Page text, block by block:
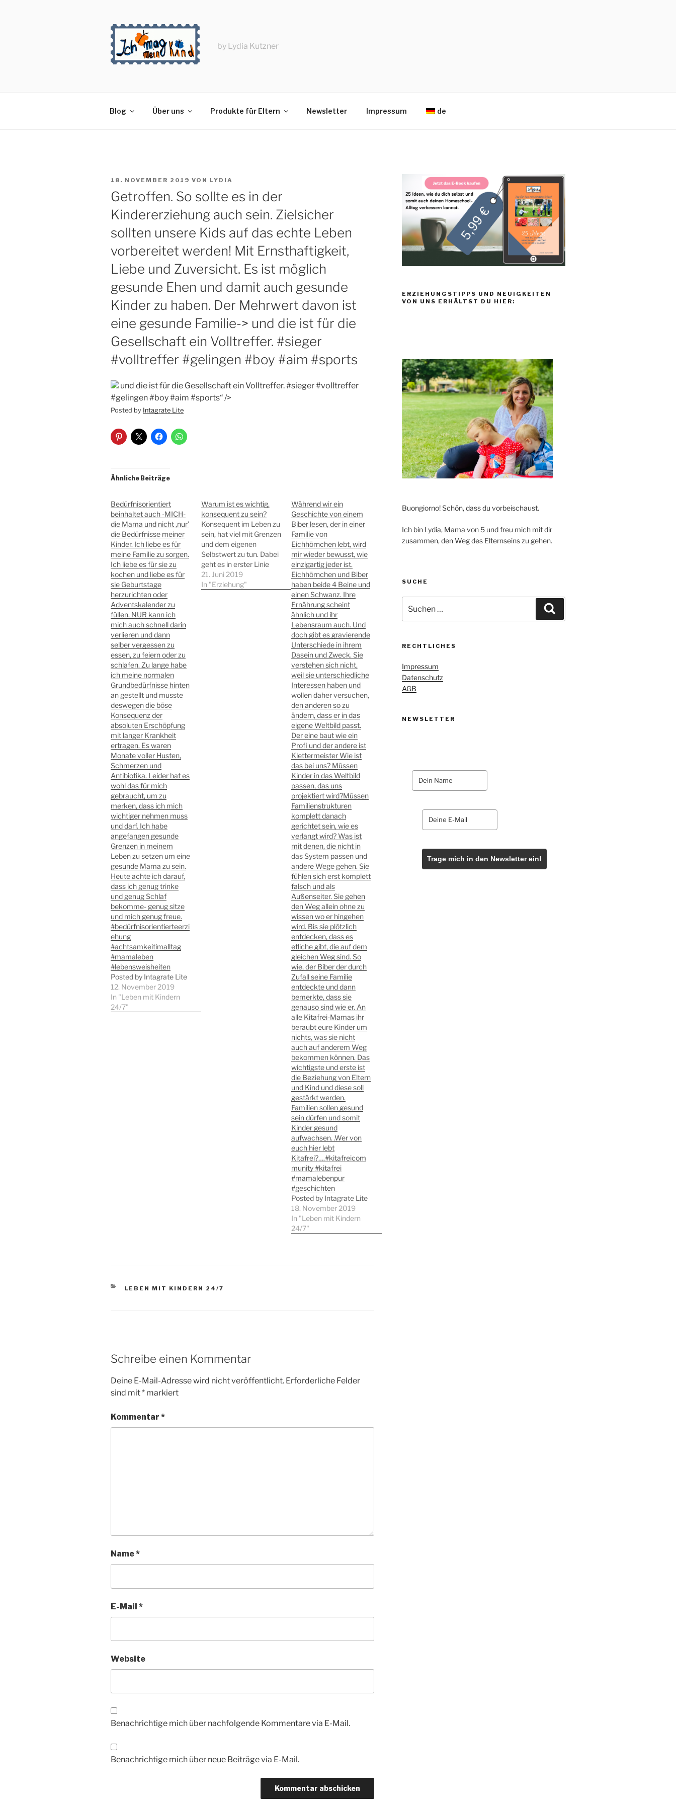
by Lydia Kutzner
Blog Über uns Produkte für Eltern Newsletter Impressum de
VERÖFFENTLICHT
AM
18. NOVEMBER 2019 VON LYDIA
Getroffen. So sollte es in der
Kindererziehung auch sein. Zielsicher
sollten unsere Kids auf das echte Leben
vorbereitet werden! Mit Ernsthaftigkeit,
Liebe und Zuversicht. Es ist möglich
gesunde Ehen und damit auch gesunde
Kinder zu haben. Der Mehrwert davon ist
eine gesunde Familie-> und die ist für die
Gesellschaft ein Volltreffer. #sieger
#volltreffer #gelingen #boy #aim #sports
und die ist für die Gesellschaft ein Volltreffer. #sieger #volltreffer
#gelingen #boy #aim #sports“ />
Posted by Intagrate Lite
Ähnliche Beiträge
Bedürfnisorientiert
beinhaltet auch -MICH-
die Mama und nicht ‚nur’
die Bedürfnisse meiner
Kinder. Ich liebe es für
meine Familie zu sorgen.
Ich liebe es für sie zu
kochen und liebe es für
sie Geburtstage
herzurichten oder
Adventskalender zu
füllen. NUR kann ich
mich auch schnell darin
verlieren und dann
selber vergessen zu
essen, zu feiern oder zu
schlafen. Zu lange habe
ich meine normalen
Grundbedürfnisse hinten
an gestellt und musste
deswegen die böse
Konsequenz der
absoluten Erschöpfung
mit langer Krankheit
ertragen. Es waren
Monate voller Husten,
Schmerzen und
Antibiotika. Leider hat es
wohl das für mich
gebraucht, um zu
merken, dass ich mich
wichtiger nehmen muss
und darf. Ich habe
angefangen gesunde
Grenzen in meinem
Leben zu setzen um eine
gesunde Mama zu sein.
Heute achte ich darauf,
dass ich genug trinke
und genug Schlaf
bekomme- genug sitze
und mich genug freue.
#bedürfnisorientierteerzi
ehung
#achtsamkeitimalltag
#mamaleben
#lebensweisheiten
Posted by Intagrate Lite
12. November 2019
In "Leben mit Kindern
24/7"
Warum ist es wichtig,
konsequent zu sein?
Konsequent im Leben zu
sein, hat viel mit Grenzen
und dem eigenen
Selbstwert zu tun. Dabei
geht es in erster Linie
nicht gleich darum
immer konsequent in der
21. Juni 2019
In "Erziehung"
Während wir ein
Geschichte von einem
Biber lesen, der in einer
Familie von
Eichhörnchen lebt, wird
mir wieder bewusst, wie
einzigartig jeder ist.
Eichhörnchen und Biber
haben beide 4 Beine und
einen Schwanz. Ihre
Ernährung scheint
ähnlich und ihr
Lebensraum auch. Und
doch gibt es gravierende
Unterschiede in ihrem
Dasein und Zweck. Sie
verstehen sich nicht,
weil sie unterschiedliche
Interessen haben und
wollen daher versuchen,
den anderen so zu
ändern, dass er in das
eigene Weltbild passt.
Der eine baut wie ein
Profi und der andere ist
Klettermeister Wie ist
das bei uns? Müssen
Kinder in das Weltbild
passen, das uns
projektiert wird?Müssen
Familienstrukturen
komplett danach
gerichtet sein, wie es
verlangt wird? Was ist
mit denen, die nicht in
das System passen und
andere Wege gehen. Sie
fühlen sich erst komplett
falsch und als
Außenseiter. Sie gehen
den Weg allein ohne zu
wissen wo er hingehen
wird. Bis sie plötzlich
entdecken, dass es
etliche gibt, die auf dem
gleichen Weg sind. So
wie, der Biber der durch
Zufall seine Familie
entdeckte und dann
bemerkte, dass sie
genauso sind wie er. An
alle Kitafrei-Mamas ihr
beraubt eure Kinder um
nichts, was sie nicht
auch auf anderem Weg
bekommen können. Das
wichtigste und erste ist
die Beziehung von Eltern
und Kind und diese soll
gestärkt werden.
Familien sollen gesund
sein dürfen und somit
Kinder gesund
aufwachsen. .Wer von
euch hier lebt
Kitafrei?….#kitafreicom
munity #kitafrei
#mamalebenpur
#geschichten
Posted by Intagrate Lite
18. November 2019
In "Leben mit Kindern
24/7"
KATEGORIEN
LEBEN MIT KINDERN 24/7
Schreibe einen Kommentar
Deine E-Mail-Adresse wird nicht veröffentlicht. Erforderliche Felder
sind mit* markiert
Kommentar *
Name*
E-Mail *
Website
Benachrichtige mich über nachfolgende Kommentare via E-Mail.
Benachrichtige mich über neue Beiträge via E-Mail.
ERZIEHUNGSTIPPS UND NEUIGKEITEN
VON UNS ERHÄLTST DU HIER:
Buongiorno! Schön, dass du vorbeischaust.
Ich bin Lydia, Mama von 5 und freu mich mit dir
zusammen, den Weg des Elternseins zu gehen.
SUCHE
nach:
RECHTLICHES
Impressum
Datenschutz
AGB
NEWSLETTER
Trage mich in den Newsletter ein!